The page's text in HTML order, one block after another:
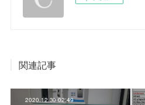
関連記事
2020.12.30 02:49